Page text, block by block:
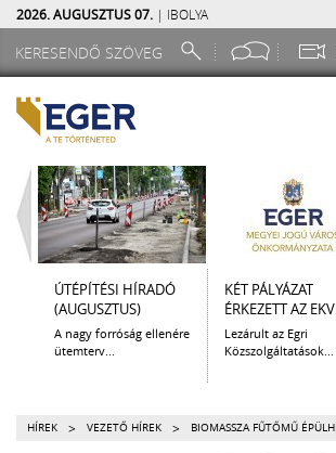
2026. AUGUSZTUS 07. | IBOLYA
ÚTÉPÍTÉSI HÍRADÓ
(AUGUSZTUS)
A nagy forróság ellenére
ütemterv...
KÉT PÁLYÁZAT
ÉRKEZETT AZ
Lezárult az Egri
Közszolgáltatások...
HÍREK > VEZETŐ HÍREK > BIOMASSZA FŰTŐMŰ